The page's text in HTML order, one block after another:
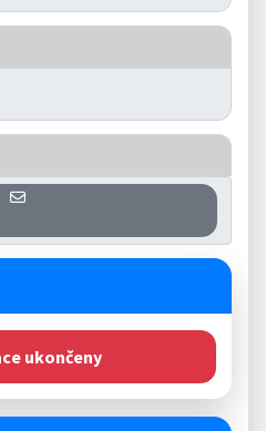
Přihlášení se k informaci o
ukončeny